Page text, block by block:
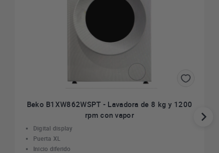
Beko B1XW862WSPT - Lavadora de 8 kg y 1200
rpm con vapor
Digital display
Puerta XL
Inicio diferido